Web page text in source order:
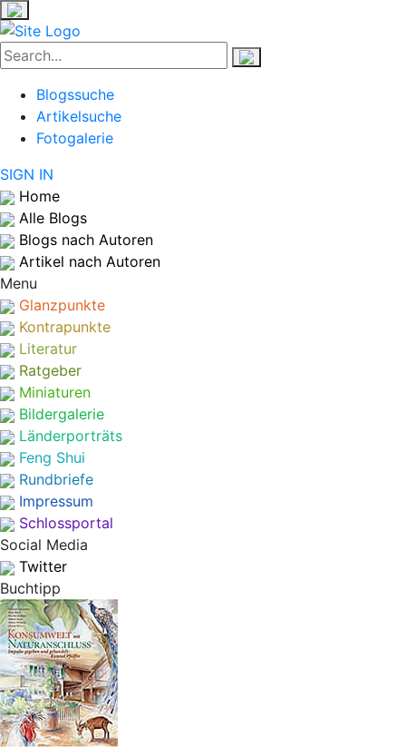
Blogssuche
Artikelsuche
Fotogalerie
SIGN IN
Home
Alle Blogs
Blogs nach Autoren
Artikel nach Autoren
Menu
Glanzpunkte
Kontrapunkte
Literatur
Ratgeber
Miniaturen
Bildergalerie
Länderporträts
Feng Shui
Rundbriefe
Impressum
Schlossportal
Social Media
Twitter
Buchtipp